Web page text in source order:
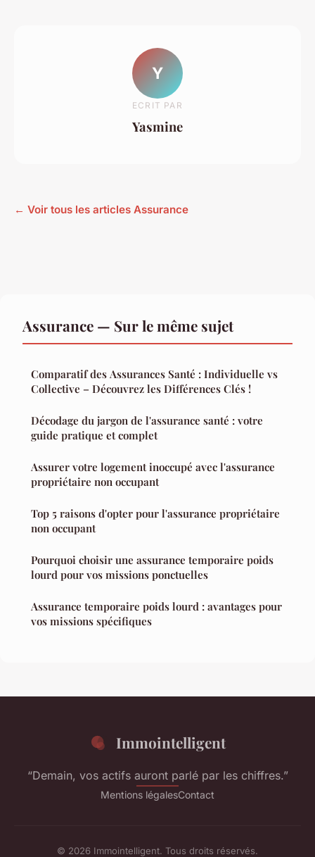
Y
ECRIT PAR
Yasmine
← Voir tous les articles Assurance
Assurance — Sur le même sujet
Comparatif des Assurances Santé : Individuelle vs
Collective – Découvrez les Différences Clés !
Décodage du jargon de l'assurance santé : votre
guide pratique et complet
Assurer votre logement inoccupé avec l'assurance
propriétaire non occupant
Top 5 raisons d'opter pour l'assurance propriétaire
non occupant
Pourquoi choisir une assurance temporaire poids
lourd pour vos missions ponctuelles
Assurance temporaire poids lourd : avantages pour
vos missions spécifiques
Immointelligent
“Demain, vos actifs auront parlé par les chiffres.”
Mentions légalesContact
© 2026 Immointelligent. Tous droits réservés.